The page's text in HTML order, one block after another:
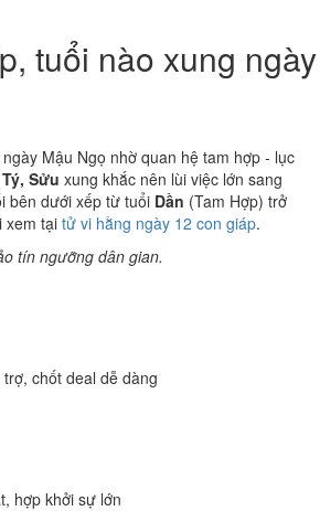
tuổi nào xung ngày
ngày Mậu Ngọ nhờ quan hệ tam hợp - lục
Tý, Sửu xung khắc nên lùi việc lớn sang
bên dưới xếp từ tuổi Dần (Tam Hợp) trở
xem tại tử vi hằng ngày 12 con giáp.
tín ngưỡng dân gian.
chốt deal dễ dàng
hợp khởi sự lớn